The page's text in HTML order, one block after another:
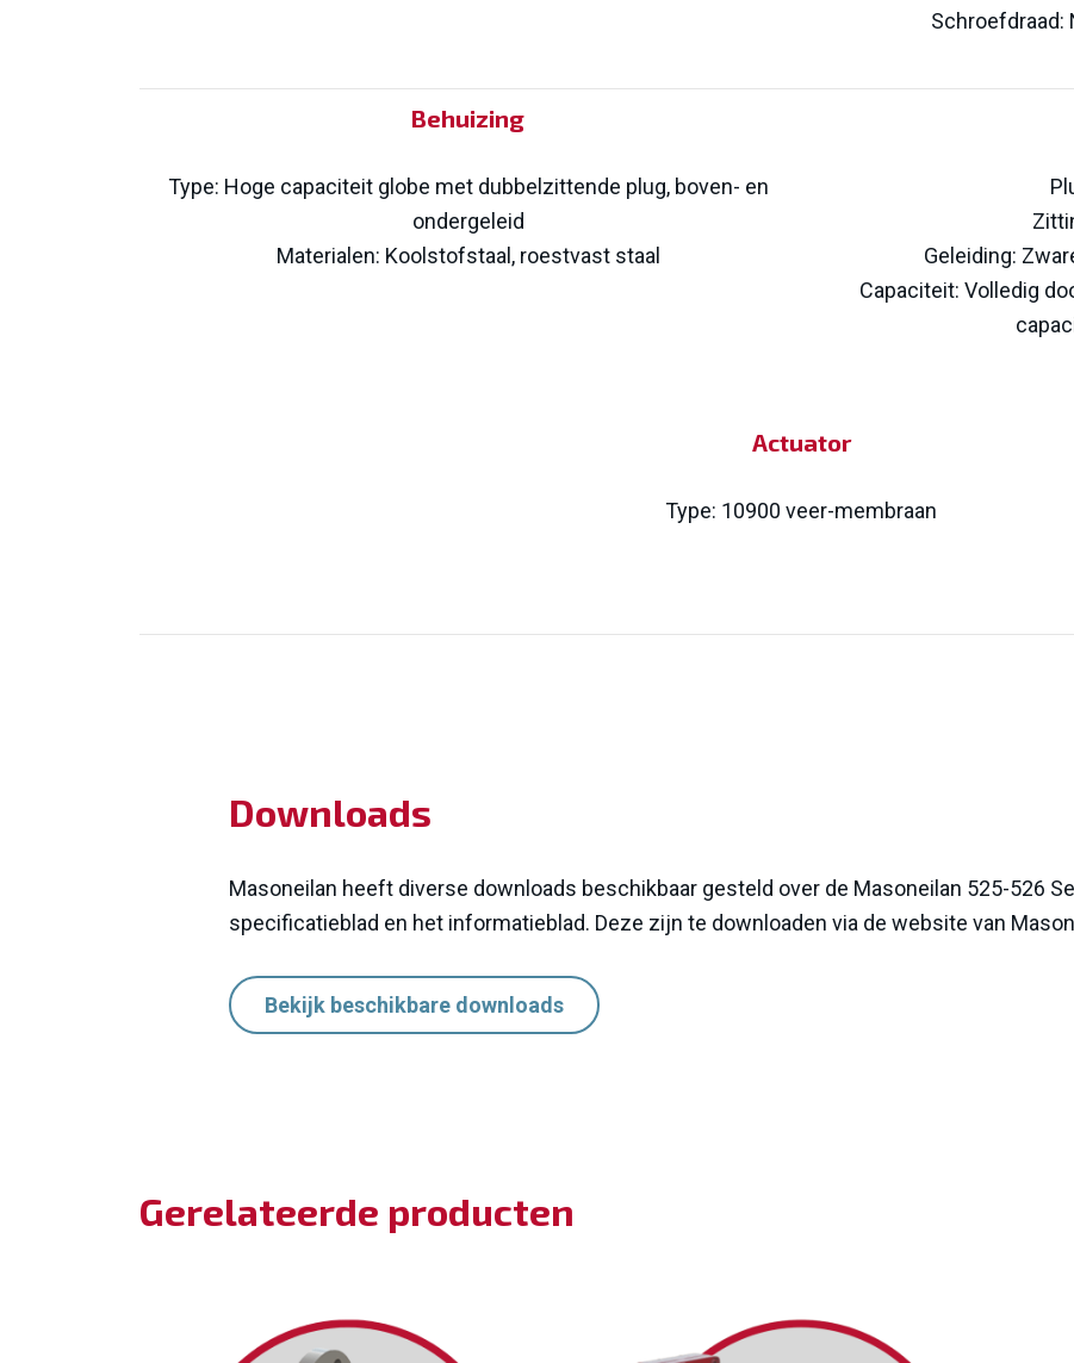
Schroefdraad:
Behuizing
Type: Hoge capaciteit globe met dubbelzittende plug, boven- en
ondergeleid
Materialen: Koolstofstaal, roestvast staal
Geleiding:
Capaciteit: Volledig
Actuator
Type: 10900 veer-membraan
Downloads
Masoneilan heeft diverse downloads beschikbaar gesteld over de Masoneilan 525-526
specificatieblad en het informatieblad. Deze zijn te downloaden via de website van
Bekijk beschikbare downloads
Gerelateerde producten